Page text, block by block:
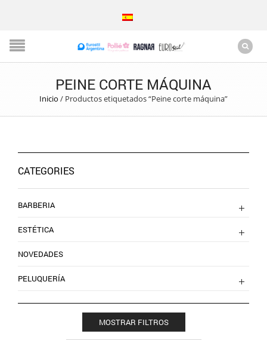
PEINE CORTE MÁQUINA
Inicio/ Productos etiquetados “Peine corte máquina”
MOSTRAR FILTROS
CATEGORIES
BARBERIA
ESTÉTICA
NOVEDADES
PELUQUERÍA